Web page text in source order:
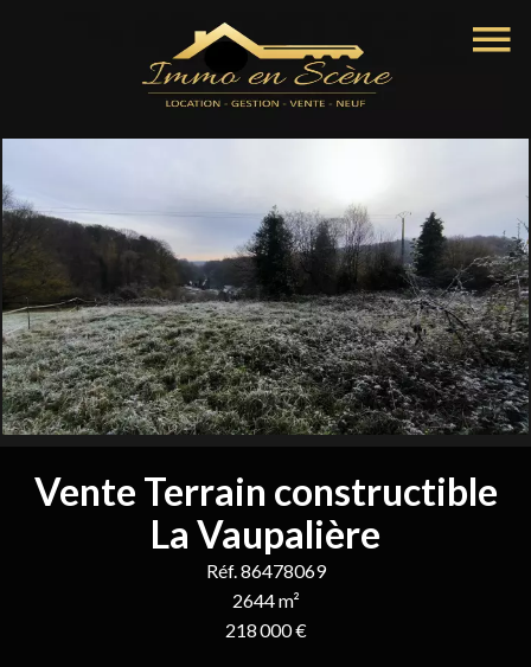
Vente Terrain constructible
La Vaupalière
Réf. 86478069
2644 m²
218 000 €